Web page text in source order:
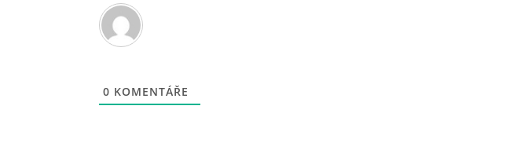
0 KOMENTÁŘE